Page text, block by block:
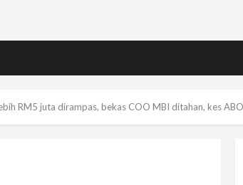
RM5 juta dirampas, bekas COO MBI ditahan, kes